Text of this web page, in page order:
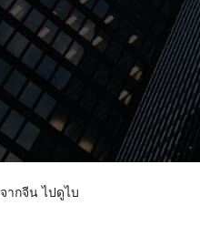
จากจีน ไปดูไบ